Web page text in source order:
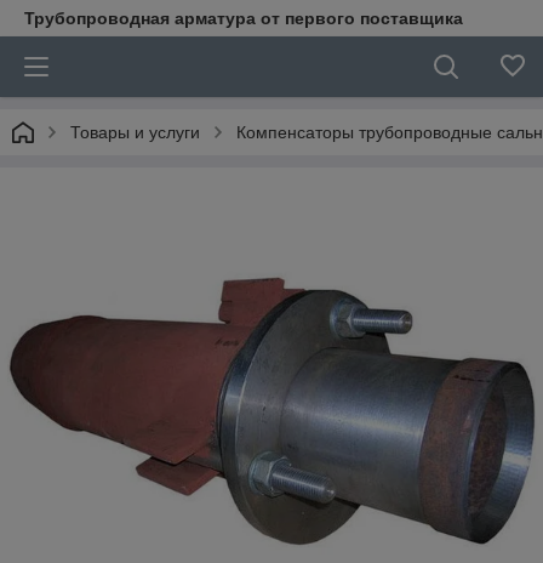
Трубопроводная арматура от первого поставщика
Товары и услуги Компенсаторы трубопроводные